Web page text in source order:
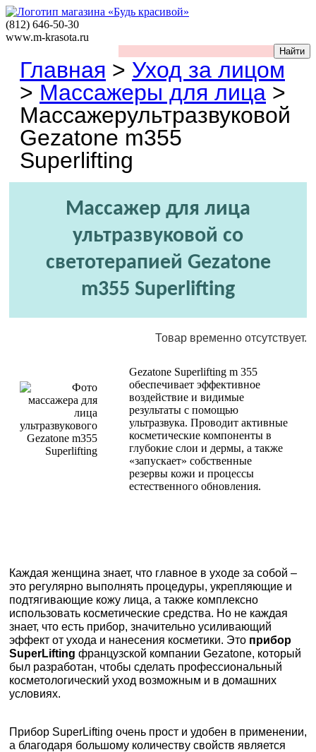
(812) 646-50-30
www.m-krasota.ru
Главная > Уход за лицом
> Массажеры для лица >
Массажерультразвуковой
Gezatone m355
Superlifting
Массажер для лица
ультразвуковой со
светотерапией Gezatone
m355 Superlifting
Товар временно отсутствует.
Gezatone Superlifting m 355
обеспечивает эффективное
воздействие и видимые
результаты с помощью
ультразвука. Проводит активные
косметические компоненты в
глубокие слои и дермы, а также
«запускает» собственные
резервы кожи и процессы
естественного обновления.
Каждая женщина знает, что главное в уходе за собой –
это регулярно выполнять процедуры, укрепляющие и
подтягивающие кожу лица, а также комплексно
использовать косметические средства. Но не каждая
знает, что есть прибор, значительно усиливающий
эффект от ухода и нанесения косметики. Это прибор
SuperLifting французской компании Gezatone, который
был разработан, чтобы сделать профессиональный
косметологический уход возможным и в домашних
условиях.
Прибор SuperLifting очень прост и удобен в применении,
а благодаря большому количеству свойств является